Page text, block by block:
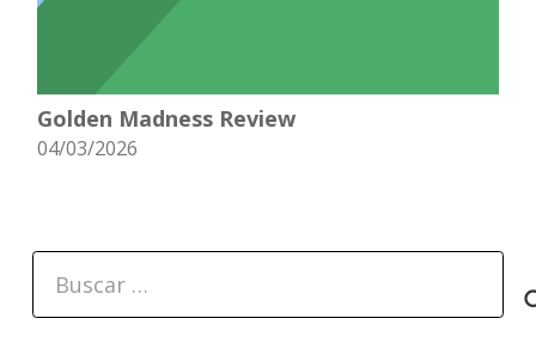
Golden Madness Review
04/03/2026